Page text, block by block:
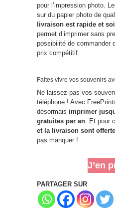
pour l’impression photo.
sur du papier photo de
livraison est rapide et
permet d’imprimer sans
possibilité de commander
prix compétitif.
Faites vivre vos souvenirs
Ne laissez pas vos
téléphone ! Avec
désormais imprimer
gratuites par an . Et pour
et la livraison sont
pas manquer !
J’en
PARTAGER SUR